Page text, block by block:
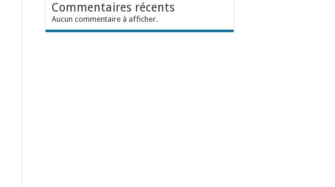
Commentaires récents
Aucun commentaire à afficher.